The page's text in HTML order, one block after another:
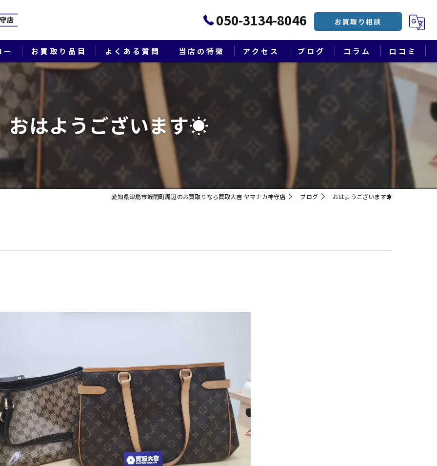
050-3134-8046 お買取り相談
ー お買取り品目 よくある質問 当店の特徴
切手
生前整理・遺品整理・終活
アクセス ブログ コラム 口コミ
おはようございます☀
愛知県津島市蛭間町周辺のお買取りなら買取大吉 ヤマナカ神守店 ブログ おはようございます☀